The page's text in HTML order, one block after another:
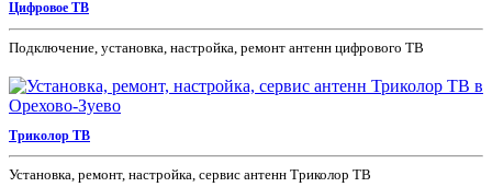
Цифровое ТВ
Подключение, установка, настройка, ремонт антенн цифрового ТВ
Триколор ТВ
Установка, ремонт, настройка, сервис антенн Триколор ТВ